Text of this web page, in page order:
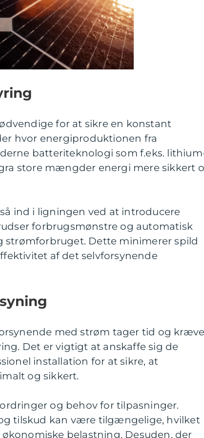
for at sikre en konstant
hvor energiproduktionen fra
batteriteknologi som f.eks.
store mængder energi mere sikkert
ind i ligningen ved at introducere
forbrugsmønstre og automatisk
strømforbruget. Dette minimerer spild
af det selvforsynende
med strøm tager tid og
Det er vigtigt at anskaffe sig de
installation for at sikre, at
og sikkert.
og behov for tilpasninger.
tilskud kan være tilgængelige, hvilket
belastning. Desuden, der